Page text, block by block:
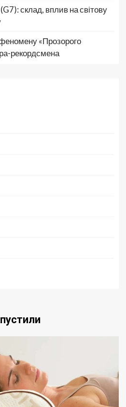
склад, вплив на світову
«Прозорого
рекордсмена